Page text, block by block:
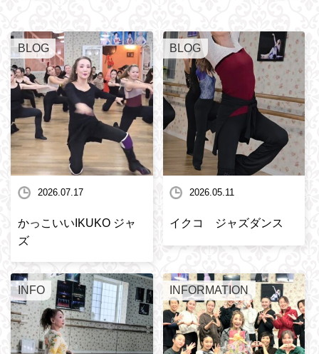
BLOG
2026.07.17
かっこいいIKUKO ジャ
ズ
BLOG
2026.05.11
イクコ ジャズダンス
INFO INFORMATION